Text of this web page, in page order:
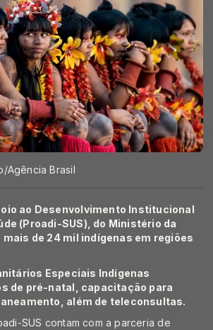
Agência Brasil
ao Desenvolvimento Institucional
(Proadi-SUS), do Ministério da
mais de 24 mil indígenas em regiões
Especiais Indígenas
de pré-natal, capacitação para
além de teleconsultas.
SUS contam com a parceria de